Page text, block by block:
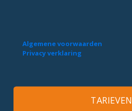
Algemene voorwaarden
Privacy verklaring
TARIEVEN